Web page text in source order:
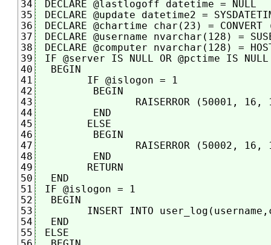
34
35
36
37
38
39
40
41
42
43
44
45
46
47
48
49
50
51
52
53
54
55
DECLARE @lastlogoff datetime = NULL
DECLARE @update datetime2 =
DECLARE @chartime char(23) =
DECLARE @username nvarchar(128) =
DECLARE @computer nvarchar(128) =
IF @server IS NULL OR @pctime IS NULL
  BEGIN
  END
IF @islogon = 1
  BEGIN
  END
ELSE